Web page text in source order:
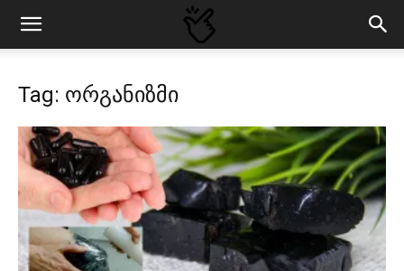
Tag: ორგანიზმი